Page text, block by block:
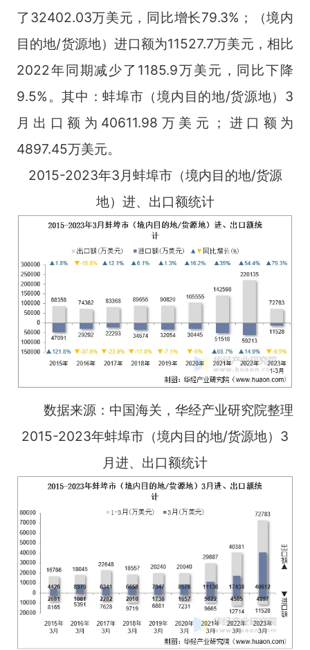
了32402.03万美元，同比增长79.3%；（境内
目的地/货源地）进口额为11527.7万美元，相比
2022年同期减少了1185.9万美元，同比下降
9.5%。其中：蚌埠市（境内目的地/货源地）3
月出口额为40611.98万美元；进口额为
4897.45万美元。
2015-2023年3月蚌埠市（境内目的地/货源
地）进、出口额统计
数据来源：中国海关，华经产业研究院整理
2015-2023年蚌埠市（境内目的地/货源地）3
月进、出口额统计